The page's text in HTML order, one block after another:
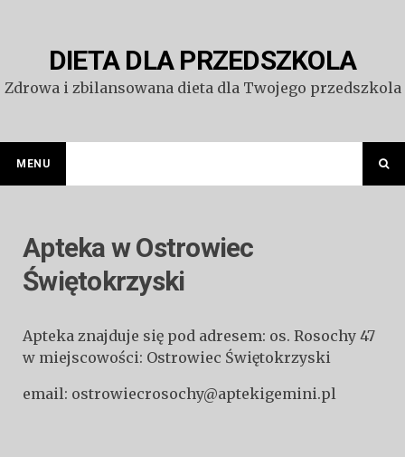
DIETA DLA PRZEDSZKOLA
Zdrowa i zbilansowana dieta dla Twojego przedszkola
MENU
Apteka w Ostrowiec
Świętokrzyski
Apteka znajduje się pod adresem: os. Rosochy 47
w miejscowości: Ostrowiec Świętokrzyski
email: ostrowiecrosochy@aptekigemini.pl